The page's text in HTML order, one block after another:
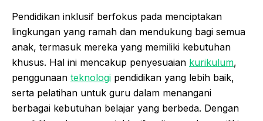
Pendidikan inklusif berfokus pada menciptakan
lingkungan yang ramah dan mendukung bagi semua
anak, termasuk mereka yang memiliki kebutuhan
khusus. Hal ini mencakup penyesuaian kurikulum,
penggunaan teknologi pendidikan yang lebih baik,
serta pelatihan untuk guru dalam menangani
berbagai kebutuhan belajar yang berbeda. Dengan